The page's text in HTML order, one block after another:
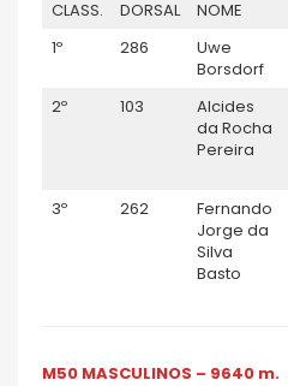
CLASS. DORSAL NOME
1º
286
Uwe
Borsdorf
2º 103
Alcides
da Rocha
Pereira
3º 262
Fernando
Jorge da
Silva
Basto
M50 MASCULINOS – 9640 m.